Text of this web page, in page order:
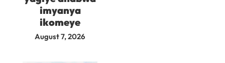
imyanya
ikomeye
August 7, 2026